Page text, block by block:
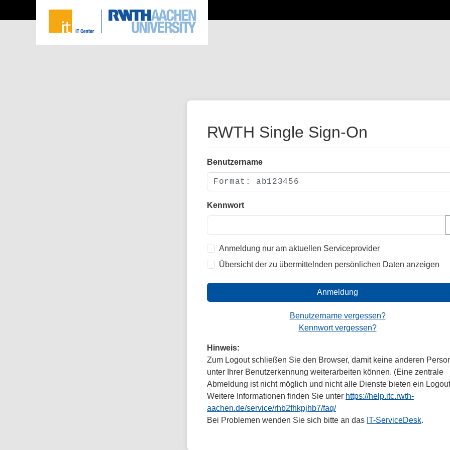
RWTH Single Sign-On
Benutzername
Kennwort
Anmeldung nur am aktuellen Serviceprovider
Übersicht der zu übermittelnden persönlichen Daten anzeigen
Anmeldung
Benutzername vergessen?
Kennwort vergessen?
Hinweis:
Zum Logout schließen Sie den Browser, damit keine anderen
unter Ihrer Benutzerkennung weiterarbeiten können. (Eine zentrale
Abmeldung ist nicht möglich und nicht alle Dienste bieten ein
Weitere Informationen finden Sie unter https://help.itc.rwth-
aachen.de/service/rhb2fhkpjhb7/faq/
Bei Problemen wenden Sie sich bitte an das IT-ServiceDesk.